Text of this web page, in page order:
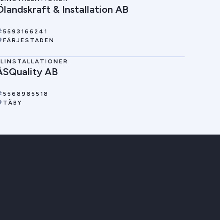
& Installation AB
5593166241
FÄRJESTADEN
AB
5568985518
TÄBY